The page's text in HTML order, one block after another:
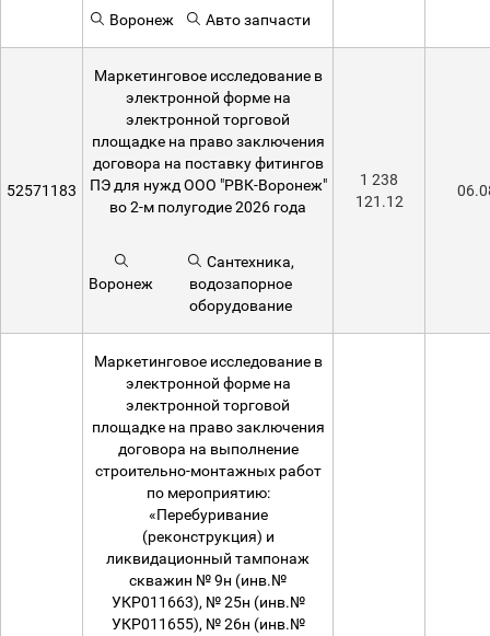
Воронеж Авто запчасти
52571183
Маркетинговое исследование в
электронной форме на
электронной торговой
площадке на право заключения
договора на поставку фитингов
ПЭ для нужд ООО "РВК-Воронеж"
во 2-м полугодие 2026 года
Воронеж
Сантехника,
водозапорное
оборудование
1 238
121.12
Маркетинговое исследование в
электронной форме на
электронной торговой
площадке на право заключения
договора на выполнение
строительно-монтажных работ
по мероприятию:
«Перебуривание
(реконструкция) и
ликвидационный тампонаж
скважин № 9н (инв.№
УКР011663), № 25н (инв.№
УКР011655), № 26н (инв.№